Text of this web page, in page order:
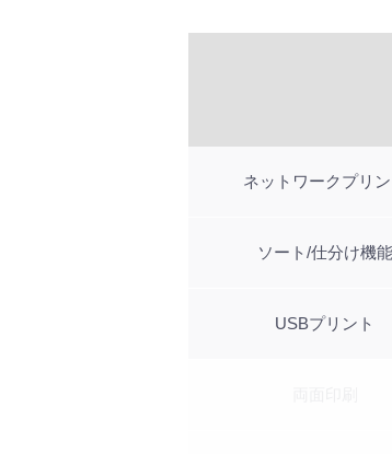
ネットワークプリ
ソート/仕分け機能
USBプリント